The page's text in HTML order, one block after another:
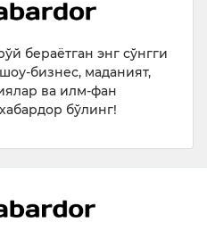
бераётган энг сўнгги
бизнес, маданият,
ва илм-фан
бўлинг!